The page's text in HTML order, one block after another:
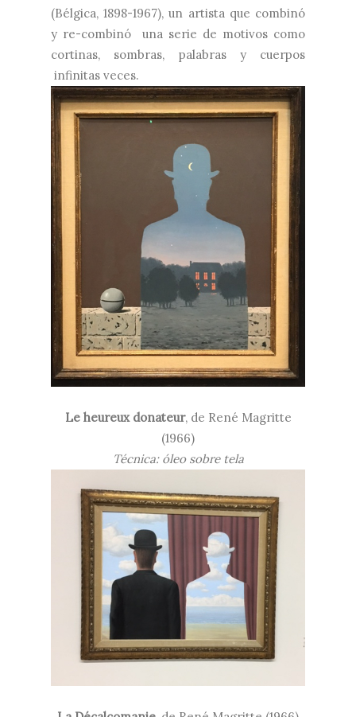
(Bélgica, 1898-1967), un artista que combinó
y re-combinó una serie de motivos como
cortinas, sombras, palabras y cuerpos
infinitas veces.
Le heureux donateur, de René Magritte
(1966)
Técnica: óleo sobre tela